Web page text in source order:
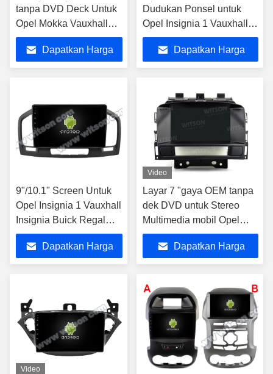
tanpa DVD Deck Untuk
Opel Mokka Vauxhall
Mokka 2012-2016 Mobil
StereoDapatkan Harga
Dudukan Ponsel untuk
Opel Insignia 1 Vauxhall
Insignia Buick Regal
2008- 2013 Stereo Mobil
Dapatkan Harga
9"/10.1" Screen Untuk
Opel Insignia 1 Vauxhall
Insignia Buick Regal
2008- 2013 Mobil
Multimedia Stereo
Dapatkan Harga
Video
Layar 7 "gaya OEM tanpa
dek DVD untuk Stereo
Multimedia mobil Opel
Astra J Vauxhall Astra J
Buick
Dapatkan Harga
Video